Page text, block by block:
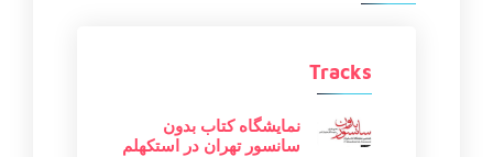
Tracks
نمایشگاه کتاب بدون
سانسور تهران در استکهلم